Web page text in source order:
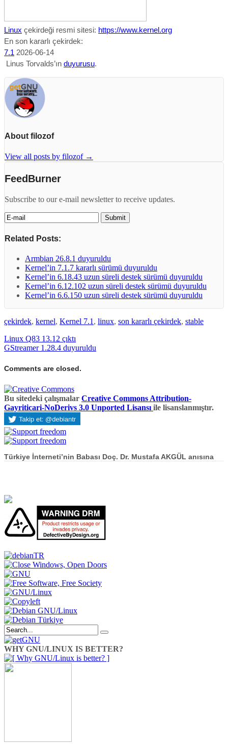
Linux çekirdeği resmi sitesi: https://www.kernel.org
En son kararlı çekirdek:
7.1 2026-06-14
Linus Torvalds’ın duyurusu.
About filozof
View all posts by filozof →
FeedBurner
Subscribe to our e-mail newsletter to receive updates.
Related Posts:
Armbian 26.8.1 duyuruldu
Kernel’in 7.1.7 kararlı sürümü duyuruldu
Kernel’in 6.18.43 uzun süreli destek sürümü duyuruldu
Kernel’in 6.12.102 uzun süreli destek sürümü duyuruldu
Kernel’in 6.6.150 uzun süreli destek sürümü duyuruldu
çekirdek, kernel, Kernel 7.1 , linux, son kararlı çekirdek, stable
Linux Q83 13.12 çıktı
GStreamer 1.28.4 duyuruldu
Comments are closed.
Bu sitedeki çalışmalar Creative Commons Attribution-
Gayriticari-NoDerivs 3.0 Unported Lisansı ile lisanslanmıştır.
Türkiye İnterneti’nin Babası Doç. Dr. Mustafa AKGÜL anısına
WHY GNU/LINUX IS BETTER?